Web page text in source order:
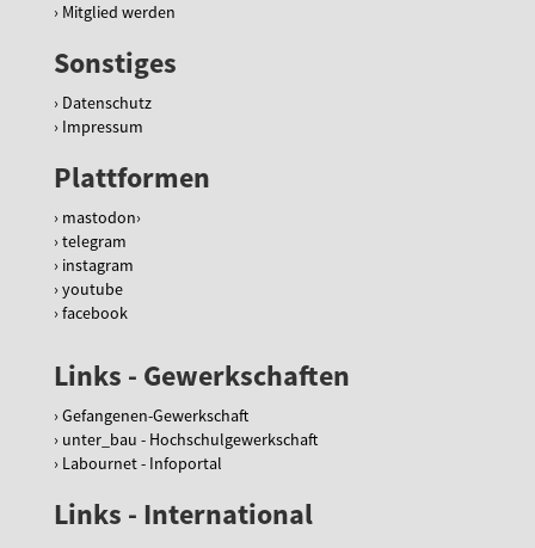
Mitglied werden
Sonstiges
Datenschutz
Impressum
Plattformen
mastodon
telegram
instagram
youtube
facebook
Links - Gewerkschaften
Gefangenen-Gewerkschaft
unter_bau - Hochschulgewerkschaft
Labournet - Infoportal
Links - International